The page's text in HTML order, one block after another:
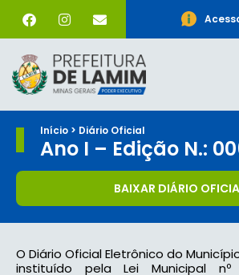
Início > Diário Oficial
Ano I – Edição N.:
BAIXAR DIÁRIO
O Diário Oficial Eletrônico do
instituído pela Lei Municipal